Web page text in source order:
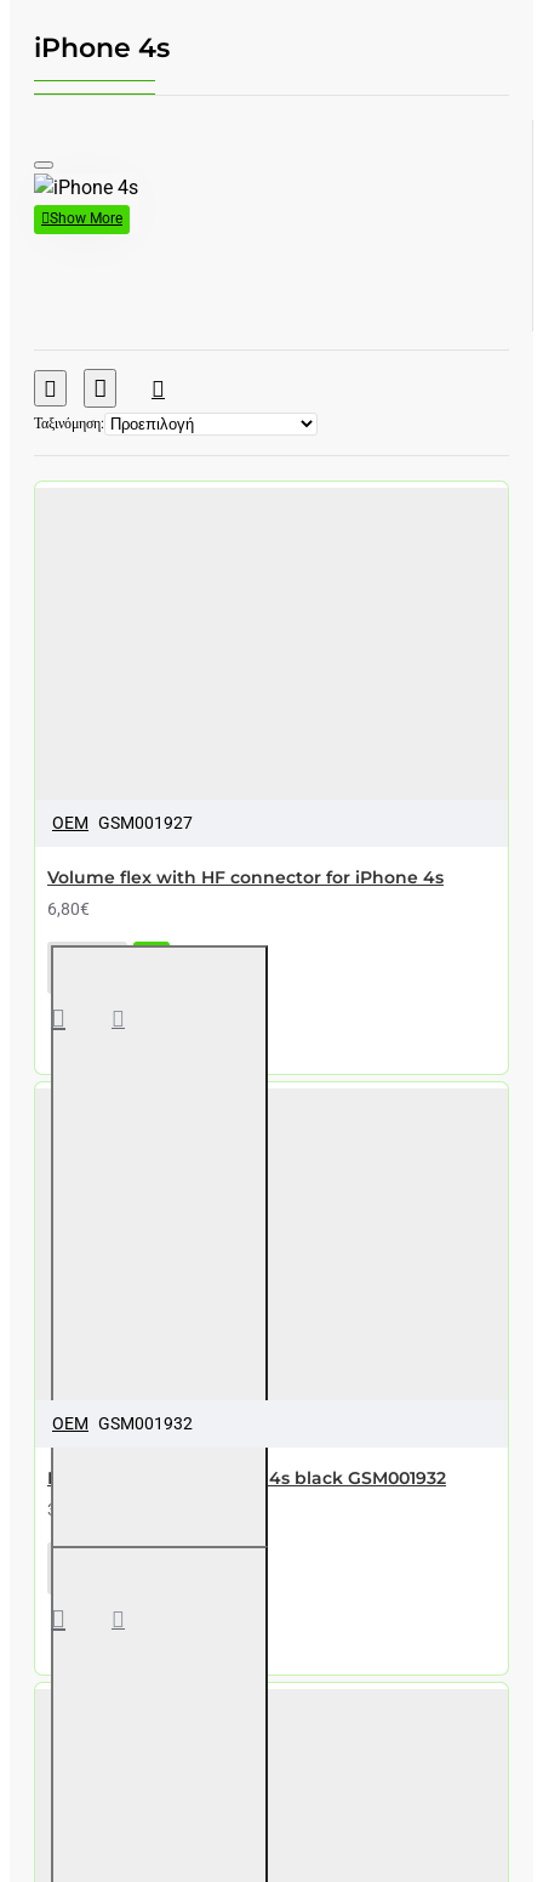
iPhone 4s
Ταξινόμηση:
OEM GSM001927
Volume flex with HF connector for iPhone 4s
6,80€
connector
OEM GSM001932
Home button for iPhone 4s black GSM001932
3,90€
black